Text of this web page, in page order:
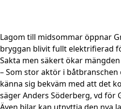
Lagom till midsommar öppnar
bryggan blivit fullt elektrifierad
Sakta men säkert ökar
– Som stor aktör i
känna sig bekväm med att det
säger Anders Söderberg, vd för